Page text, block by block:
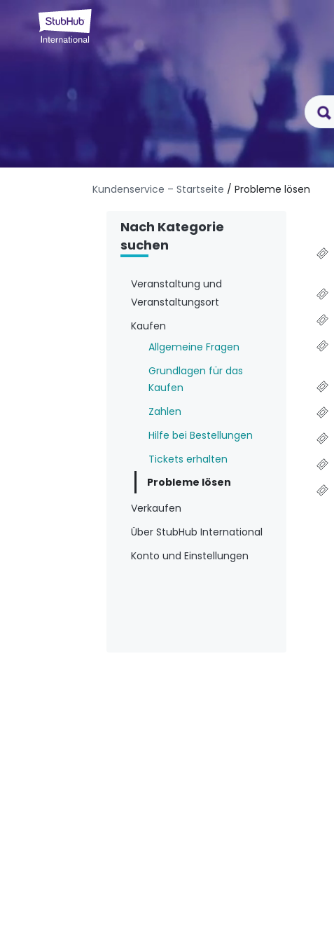
Kundenservice – Startseite / Probleme lösen
Nach Kategorie
suchen
Veranstaltung und
Veranstaltungsort
Kaufen
Allgemeine Fragen
Grundlagen für das
Kaufen
Zahlen
Hilfe bei Bestellungen
Tickets erhalten
Probleme lösen
Verkaufen
Über StubHub International
Konto und Einstellungen